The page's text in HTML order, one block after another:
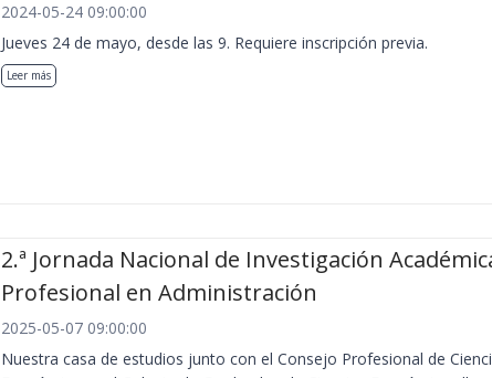
2024-05-24 09:00:00
Jueves 24 de mayo, desde las 9. Requiere inscripción previa.
Leer más
2.ª Jornada Nacional de Investigación
Profesional en Administración
2025-05-07 09:00:00
Nuestra casa de estudios junto con el Consejo Profesional de